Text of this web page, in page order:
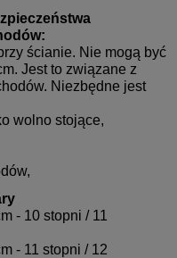
ścianie. Nie mogą być
Jest to związane z
Niezbędne jest
wolno stojące,
- 10 stopni / 11
- 11 stopni / 12